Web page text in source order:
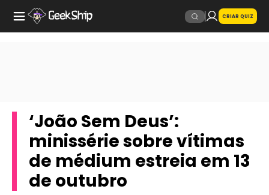
CRIAR QUIZ
‘João Sem Deus’:
minissérie sobre vítimas
de médium estreia em 13
de outubro